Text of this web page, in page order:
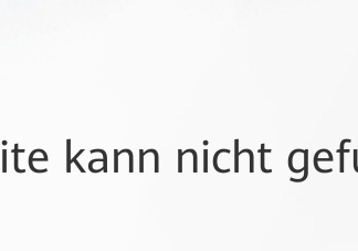
kann nicht